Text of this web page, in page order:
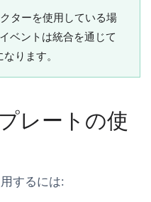
ターを使用している場
ベントは統合を通じて
ります。
レートの使
するには: